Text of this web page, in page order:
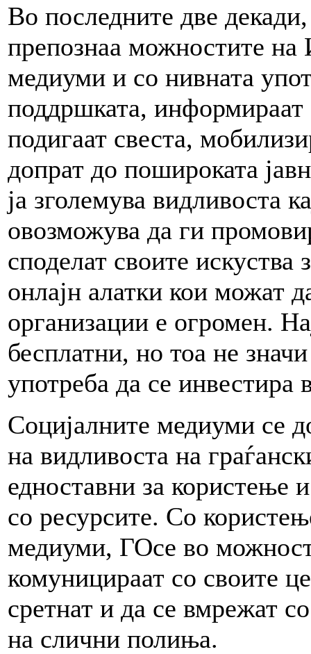
Во последните две
препознаа можностите на
медиуми и со нивната
поддршката, информираат
подигаат свеста,
допрат до пошироката
ја зголемува видливоста
овозможува да ги
споделат своите искуства
онлајн алатки кои можат
организации е огромен.
бесплатни, но тоа не
употреба да се инвестира
Социјалните медиуми се
на видливоста на
едноставни за користење
со ресурсите. Со
медиуми, ГОсе во
комуницираат со своите
сретнат и да се вмрежат
на слични полиња.